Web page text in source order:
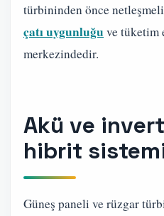
türbininden önce
çatı uygunluğuve tüketim
merkezindedir.
Akü ve
hibrit
Güneş paneli ve rüzgar